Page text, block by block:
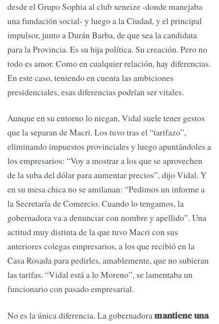
desde el Grupo Sophia al club xeneize -donde manejaba
una fundación social- y luego a la Ciudad, y el principal
impulsor, junto a Durán Barba, de que sea la candidata
para la Provincia. Es su hija política. Su creación. Pero no
todo es amor. Como en cualquier relación, hay diferencias.
En este caso, teniendo en cuenta las ambiciones
presidenciales, esas diferencias podrían ser vitales.
Aunque en su entorno lo niegan, Vidal suele tener gestos
que la separan de Macri. Los tuvo tras el “tarifazo”,
eliminando impuestos provinciales y luego apuntándoles a
los empresarios: “Voy a mostrar a los que se aprovechen
de la suba del dólar para aumentar precios”, dijo Vidal. Y
en su mesa chica no se amilanan: “Pedimos un informe a
la Secretaría de Comercio. Cuando lo tengamos, la
gobernadora va a denunciar con nombre y apellido”. Una
actitud muy distinta de la que tuvo Macri con sus
anteriores colegas empresarios, a los que recibió en la
Casa Rosada para pedirles, amablemente, que no subieran
las tarifas. “Vidal está a lo Moreno”, se lamentaba un
funcionario con pasado empresarial.
No es la única diferencia. La gobernadoramantiene una